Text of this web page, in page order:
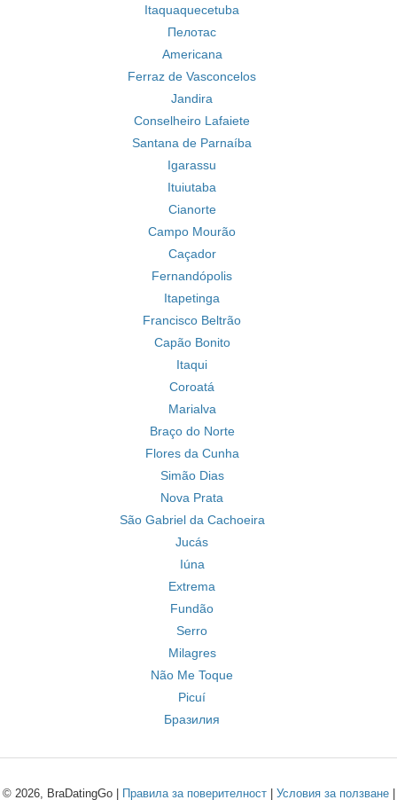
Itaquaquecetuba
Пелотас
Americana
Ferraz de Vasconcelos
Jandira
Conselheiro Lafaiete
Santana de Parnaíba
Igarassu
Ituiutaba
Cianorte
Campo Mourão
Caçador
Fernandópolis
Itapetinga
Francisco Beltrão
Capão Bonito
Itaqui
Coroatá
Marialva
Braço do Norte
Flores da Cunha
Simão Dias
Nova Prata
São Gabriel da Cachoeira
Jucás
Iúna
Extrema
Fundão
Serro
Milagres
Não Me Toque
Picuí
Бразилия
© 2026, BraDatingGo | Правила за поверителност| Условия за ползване|